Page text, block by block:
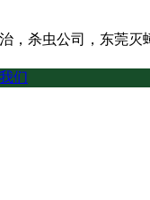
，杀虫公司，东莞灭
们